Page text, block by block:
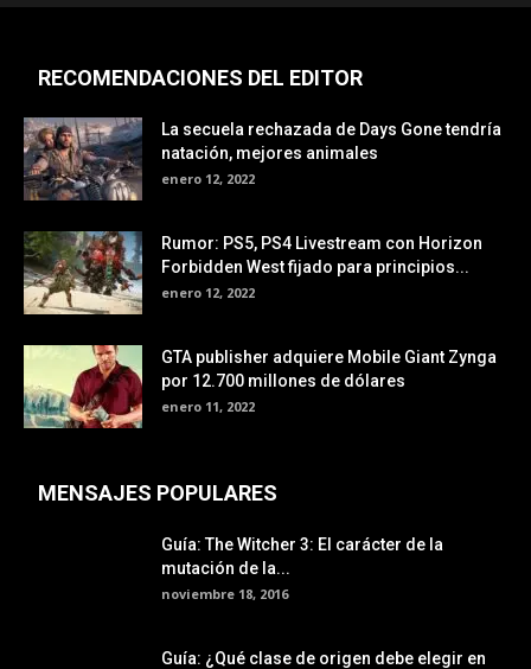
RECOMENDACIONES DEL EDITOR
La secuela rechazada de Days Gone tendría
natación, mejores animales
enero 12, 2022
Rumor: PS5, PS4 Livestream con Horizon
Forbidden West fijado para principios...
enero 12, 2022
GTA publisher adquiere Mobile Giant Zynga
por 12.700 millones de dólares
enero 11, 2022
MENSAJES POPULARES
Guía: The Witcher 3: El carácter de la
mutación de la...
noviembre 18, 2016
Guía: ¿Qué clase de origen debe elegir en